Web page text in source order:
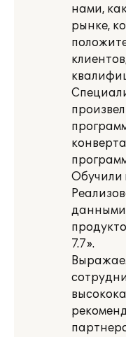
нами,
рынке,
Обучили
данными
7.7».